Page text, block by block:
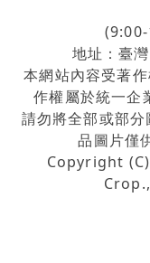
地址：臺
本網站內容受著
作權屬於統一企
請勿將全部或部
品圖片僅
Copyright